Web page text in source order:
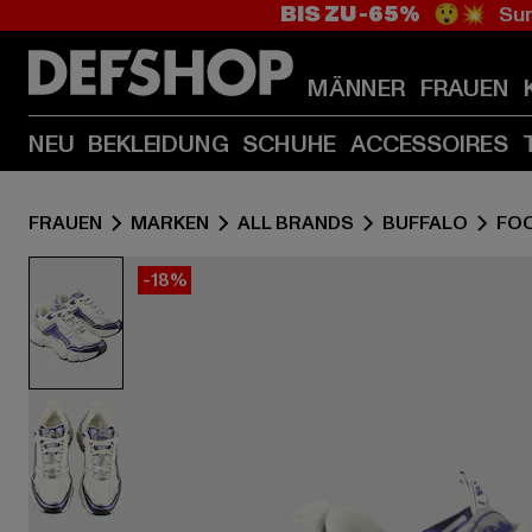
BIS ZU -65% 😲💥
MÄNNER FRAUEN
NEU BEKLEIDUNG SCHUHE ACCESSOIRES
FRAUEN MARKEN ALL BRANDS BUFFALO
-18%